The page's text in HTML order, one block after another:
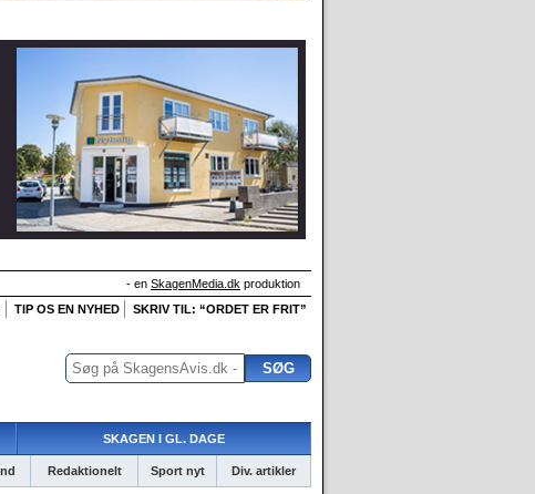
- en SkagenMedia.dk produktion
TIP OS EN NYHED SKRIV TIL: “ORDET ER FRIT”
SKAGEN I GL. DAGE
Redaktionelt Sport nyt Div. artikler